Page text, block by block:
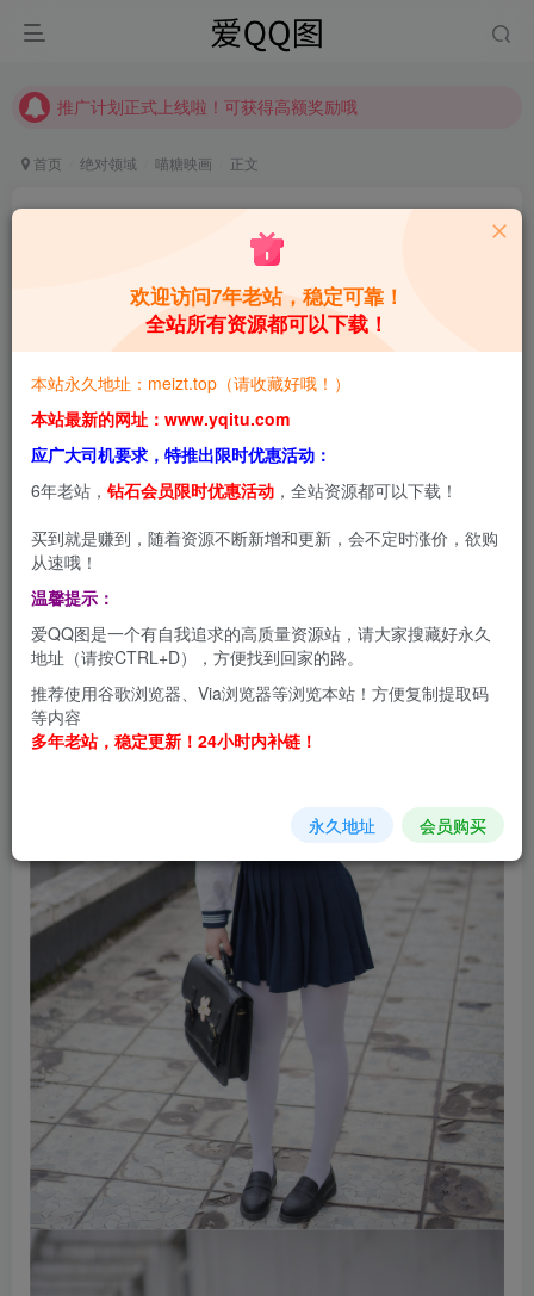
推广计划正式上线啦！可获得高额奖励哦
推广计划正式上线啦！可获得高额奖励哦
首页 绝对领域 喵糖映画 正文
4年前更新
本站预览图进行了压缩和水印，原图无压缩，无本站水
欢迎访问7年老站，稳定可靠！
全站所有资源都可以下载！
本站永久地址：meizt.top（请收藏好哦！）
本站最新的网址：www.yqitu.com
应广大司机要求，特推出限时优惠活动：
6年老站， 钻石会员限时优惠活动 ，全站资源都可以下载！
买到就是赚到，随着资源不断新增和更新，会不定时涨价，欲购
从速哦！
温馨提示：
爱QQ图是一个有自我追求的高质量资源站，请大家搜藏好永久
地址（请按CTRL+D），方便找到回家的路。
推荐使用谷歌浏览器、Via浏览器等浏览本站！方便复制提取码
等内容
多年老站，稳定更新！24小时内补链！
永久地址 会员购买